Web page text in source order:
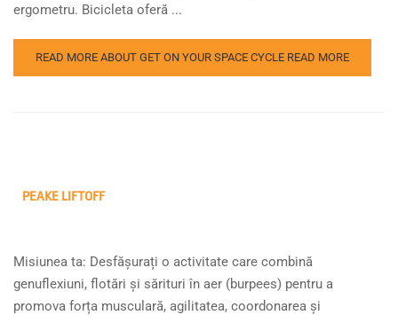
ergometru. Bicicleta oferă ...
READ MORE ABOUT GET ON YOUR SPACE CYCLE READ MORE
PEAKE LIFTOFF
Misiunea ta: Desfășurați o activitate care combină
genuflexiuni, flotări și sărituri în aer (burpees) pentru a
promova forța musculară, agilitatea, coordonarea și